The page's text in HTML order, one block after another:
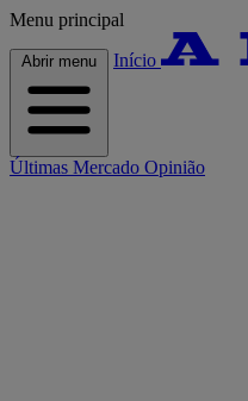
Menu principal
Abrir menu Início
Últimas Mercado Opinião